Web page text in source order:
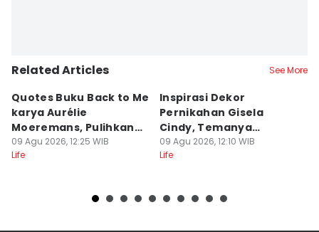
Related Articles See More
Quotes Buku Back to Me
karya Aurélie
Moeremans, Pulihkan
Luka Terdalam
09 Agu 2026, 12:25 WIB
Life
Inspirasi Dekor
Pernikahan Gisela
Cindy, Temanya
Romantic Garden!
09 Agu 2026, 12:10 WIB
Life